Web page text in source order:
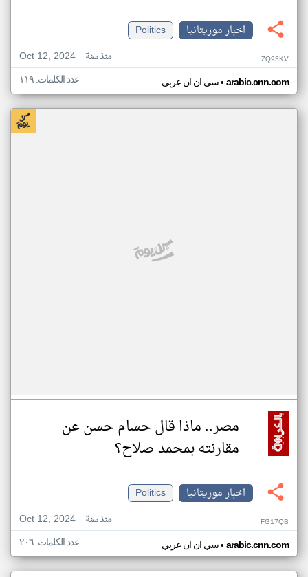
اخبار موريتانيا
Politics
Oct 12, 2024
منذ سنة ZQ93KV
سي ان ان عربي• arabic.cnn.com عدد الكلمات: ١١٩
مصر.. ماذا قال حسام حسن عن
مقارنته بمحمد صلاح؟
اخبار موريتانيا
Politics
Oct 12, 2024
منذ سنة FG17QB
سي ان ان عربي• arabic.cnn.com عدد الكلمات: ٢٠٦